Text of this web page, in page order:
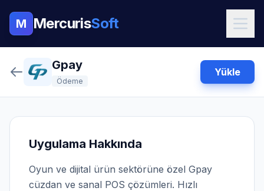
M MercurisSoft
Gpay
Ödeme
Yükle
Uygulama Hakkında
Oyun ve dijital ürün sektörüne özel Gpay
cüzdan ve sanal POS çözümleri. Hızlı